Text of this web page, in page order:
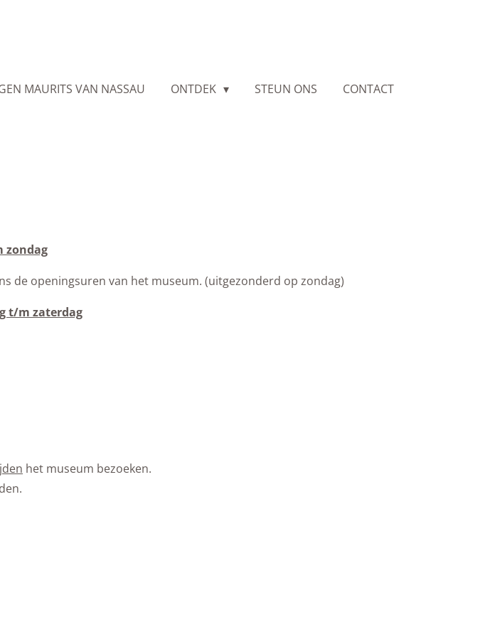
MAURITS VAN NASSAU ONTDEK STEUN ONS
CONTACT
zondag
de openingsuren van het museum. (uitgezonderd op zondag)
t/m zaterdag
het museum bezoeken.